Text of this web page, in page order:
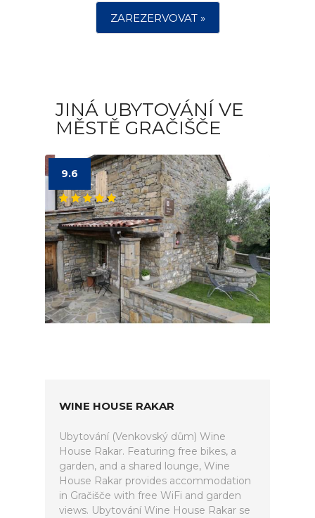
ZAREZERVOVAT »
JINÁ UBYTOVÁNÍ VE
MĚSTĚ GRAČIŠČE
9.6
WINE HOUSE RAKAR
Ubytování (Venkovský dům) Wine
House Rakar. Featuring free bikes, a
garden, and a shared lounge, Wine
House Rakar provides accommodation
in Gračišče with free WiFi and garden
views. Ubytování Wine House Rakar se